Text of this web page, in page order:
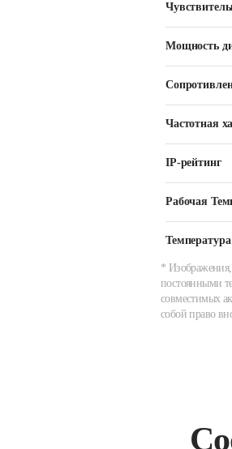
Мощность
Частотная
IP-рейтинг
Рабочая
* Изображения,
постоянными
совместимых
собой право